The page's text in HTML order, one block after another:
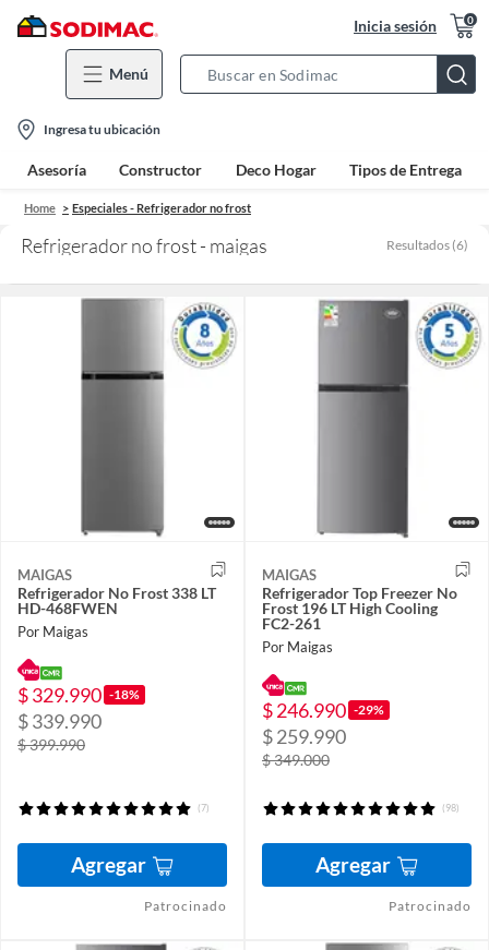
Inicia sesión 0
Menú
Bar
location-
icon
Ingresa tu ubicación
Asesoría Constructor Deco Hogar Tipos de Entrega
Home Especiales - Refrigerador no frost
Refrigerador no frost - maigas Resultados (6)
MAIGAS
Refrigerador No Frost 338 LT
HD-468FWEN
Por Maigas
$ 329.990 -18%
$ 339.990
$ 399.990
(7)
Agregar
Patrocinado
MAIGAS
Refrigerador Top Freezer No
Frost 196 LT High Cooling
FC2-261
Por Maigas
$ 246.990 -29%
$ 259.990
$ 349.000
(98)
Agregar
Patrocinado